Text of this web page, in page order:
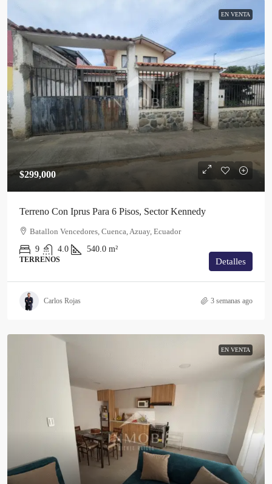
EN VENTA
$299,000
Terreno Con Iprus Para 6 Pisos, Sector Kennedy
Batallon Vencedores, Cuenca, Azuay, Ecuador
9
4.0 540.0 m²
TERRENOS Detalles
Carlos Rojas 3 semanas ago
EN VENTA